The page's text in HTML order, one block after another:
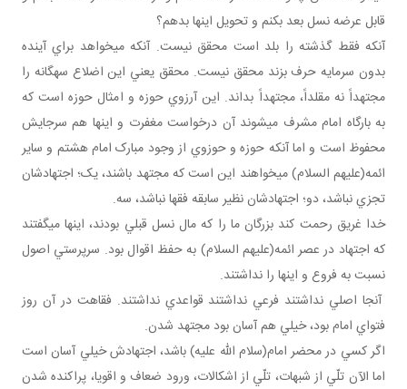
قابل عرضه نسل بعد بکنم و تحويل اينها بدهم؟
آنکه فقط گذشته را بلد است محقق نيست. آنکه مي خواهد براي آينده
بدون سرمايه حرف بزند محقق نيست. محقق يعني اين اضلاع سه گانه را
مجتهداً نه مقلداً، مجتهداً بداند. اين آرزوي حوزه و امثال حوزه است که
به بارگاه امام مشرف مي شوند آن درخواست مغفرت و اينها هم سرجايش
محفوظ است و اما آنکه حوزه و حوزوي از وجود مبارک امام هشتم و ساير
ائمه(عليهم السلام) مي خواهند اين است که مجتهد باشند، يک؛ اجتهادشان
تجزي نباشد، دو؛ اجتهادشان نظير سابقه فقها نباشد، سه.
خدا غريق رحمت کند بزرگان ما را که مال نسل قبلي بودند، اينها مي گفتند
که اجتهاد در عصر ائمه(عليهم السلام) به حفظ اقوال بود. سرپرستي اصول
نسبت به فروع و اينها را نداشتند.
آنجا اصلي نداشتند فرعي نداشتند قواعدي نداشتند. فقاهت در آن روز
فتواي امام بود، خيلي هم آسان بود مجتهد شدن.
اگر کسي در محضر امام(سلام الله عليه) باشد، اجتهادش خيلي آسان است
اما الآن تلّي از شبهات، تلّي از اشکالات، ورود ضعاف و اقويا، پراکنده شدن